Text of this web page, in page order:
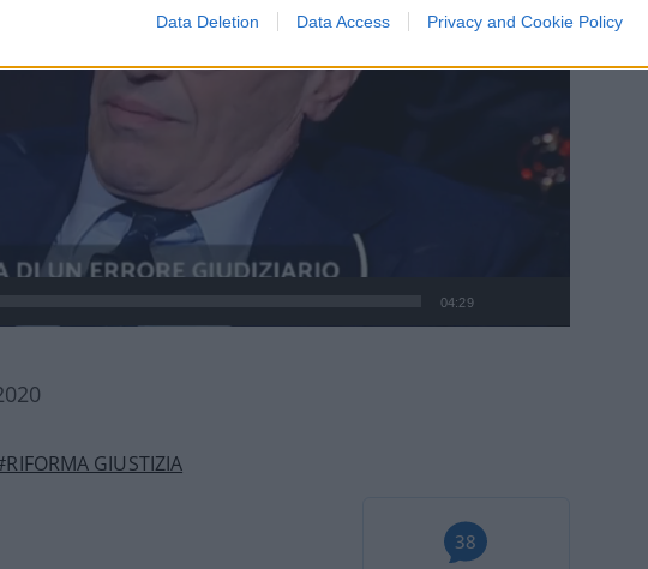
Data Deletion Data Access Privacy and Cookie Policy
04:29
GIUSTIZIA
38